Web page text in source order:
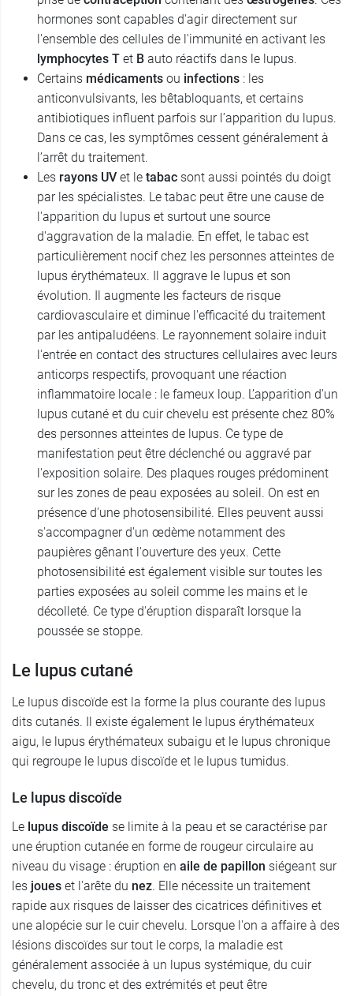
hormones sont capables d'agir directement sur
l'ensemble des cellules de l'immunité en activant les
lymphocytes T et B auto réactifs dans le lupus.
Certains médicaments ou infections : les
anticonvulsivants, les bêtabloquants, et certains
antibiotiques influent parfois sur l’apparition du lupus.
Dans ce cas, les symptômes cessent généralement à
l’arrêt du traitement.
Les rayons UV et le tabac sont aussi pointés du doigt
par les spécialistes. Le tabac peut être une cause de
l'apparition du lupus et surtout une source
d'aggravation de la maladie. En effet, le tabac est
particulièrement nocif chez les personnes atteintes de
lupus érythémateux. Il aggrave le lupus et son
évolution. Il augmente les facteurs de risque
cardiovasculaire et diminue l'efficacité du traitement
par les antipaludéens. Le rayonnement solaire induit
l'entrée en contact des structures cellulaires avec leurs
anticorps respectifs, provoquant une réaction
inflammatoire locale : le fameux loup. L’apparition d'un
lupus cutané et du cuir chevelu est présente chez 80%
des personnes atteintes de lupus. Ce type de
manifestation peut être déclenché ou aggravé par
l'exposition solaire. Des plaques rouges prédominent
sur les zones de peau exposées au soleil. On est en
présence d'une photosensibilité. Elles peuvent aussi
s'accompagner d'un œdème notamment des
paupières gênant l'ouverture des yeux. Cette
photosensibilité est également visible sur toutes les
parties exposées au soleil comme les mains et le
décolleté. Ce type d'éruption disparaît lorsque la
poussée se stoppe.
Le lupus cutané
Le lupus discoïde est la forme la plus courante des lupus
dits cutanés. Il existe également le lupus érythémateux
aigu, le lupus érythémateux subaigu et le lupus chronique
qui regroupe le lupus discoïde et le lupus tumidus.
Le lupus discoïde
Le lupus discoïde se limite à la peau et se caractérise par
une éruption cutanée en forme de rougeur circulaire au
niveau du visage : éruption en aile de papillon siégeant sur
les joues et l'arête du nez. Elle nécessite un traitement
rapide aux risques de laisser des cicatrices définitives et
une alopécie sur le cuir chevelu. Lorsque l'on a affaire à des
lésions discoïdes sur tout le corps, la maladie est
généralement associée à un lupus systémique, du cuir
chevelu, du tronc et des extrémités et peut être